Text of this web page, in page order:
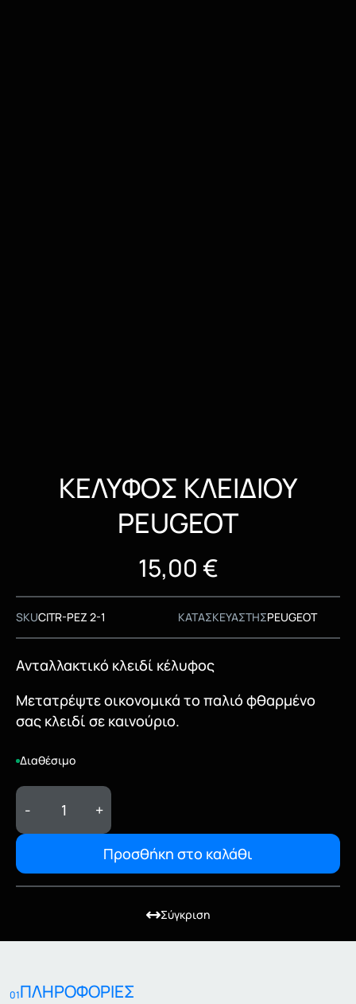
ΚΕΛΥΦΟΣ ΚΛΕΙΔΙΟΥ
PEUGEOT
15,00 €
SKUCITR-PEZ 2-1 ΚΑΤΑΣΚΕΥΑΣΤΗΣPEUGEOT
Ανταλλακτικό κλειδί κέλυφος
Μετατρέψτε οικονομικά το παλιό φθαρμένο
σας κλειδί σε καινούριο.
Διαθέσιμο
- +
Προσθήκη στο καλάθι
Σύγκριση
01ΠΛΗΡΟΦΟΡΙΕΣ